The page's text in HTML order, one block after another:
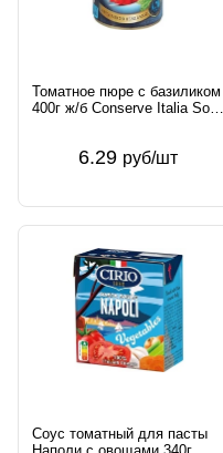
Томатное пюре с базиликом
400г ж/б Conserve Italia Soc.
6.29 руб/шт
Соус томатный для пасты